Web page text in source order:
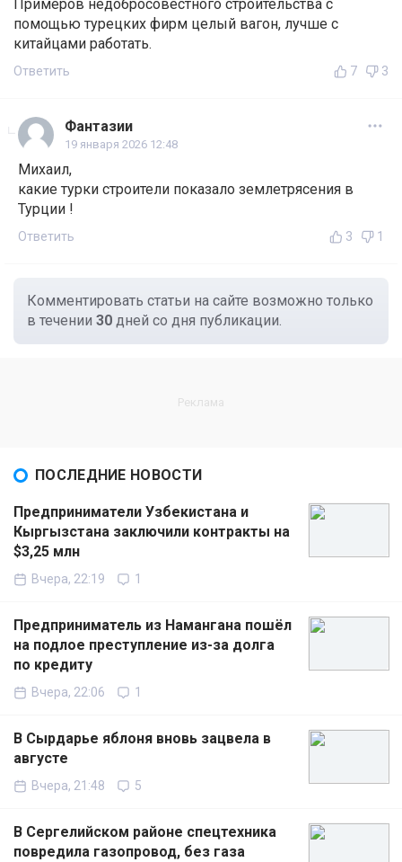
Примеров недобросовестного строительства с
помощью турецких фирм целый вагон, лучше с
китайцами работать.
Ответить 7 3
Фантазии
19 января 2026 12:48
Михаил,
какие турки строители показало землетрясения в
Турции !
Ответить 3 1
Комментировать статьи на сайте возможно только
в течении 30 дней со дня публикации.
ПОСЛЕДНИЕ НОВОСТИ
Предприниматели Узбекистана и
Кыргызстана заключили контракты на
$3,25 млн
Вчера, 22:19 1
Предприниматель из Намангана пошёл
на подлое преступление из-за долга
по кредиту
Вчера, 22:06 1
В Сырдарье яблоня вновь зацвела в
августе
Вчера, 21:48 5
В Сергелийском районе спецтехника
повредила газопровод, без газа